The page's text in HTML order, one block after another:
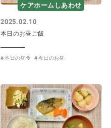
ケアホームしあわせ
2025.02.10
本日のお昼ご飯
本日の昼食 今日のお昼